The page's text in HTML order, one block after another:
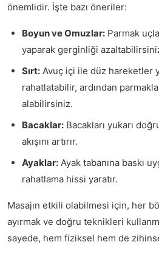
önemlidir. İşte bazı öneriler:
Boyun ve Omuzlar: Parmak
yaparak gerginliği
Sırt: Avuç içi ile düz hareketler
rahatlatabilir, ardından
alabilirsiniz.
Bacaklar: Bacakları yukarı
akışını artırır.
Ayaklar: Ayak tabanına baskı
rahatlama hissi yaratır.
Masajın etkili olabilmesi için, her
ayırmak ve doğru teknikleri
sayede, hem fiziksel hem de